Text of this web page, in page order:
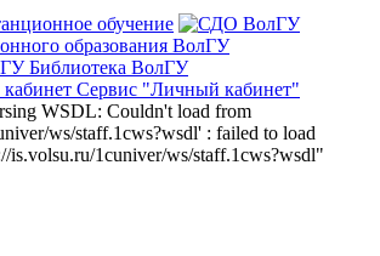
обучение
образования ВолГУ
Библиотека ВолГУ
Сервис "Личный кабинет"
WSDL: Couldn't load from
ws/staff.1cws?wsdl' : failed to load
is.volsu.ru/1cuniver/ws/staff.1cws?wsdl"